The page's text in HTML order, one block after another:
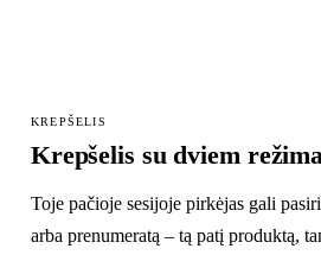
KREPŠELIS
Krepšelis su dviem
Toje pačioje sesijoje pirkėjas gali
arba prenumeratą – tą patį produktą,